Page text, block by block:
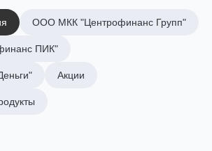
ООО МКК "Центрофинанс Групп"
ПИК"
Акции